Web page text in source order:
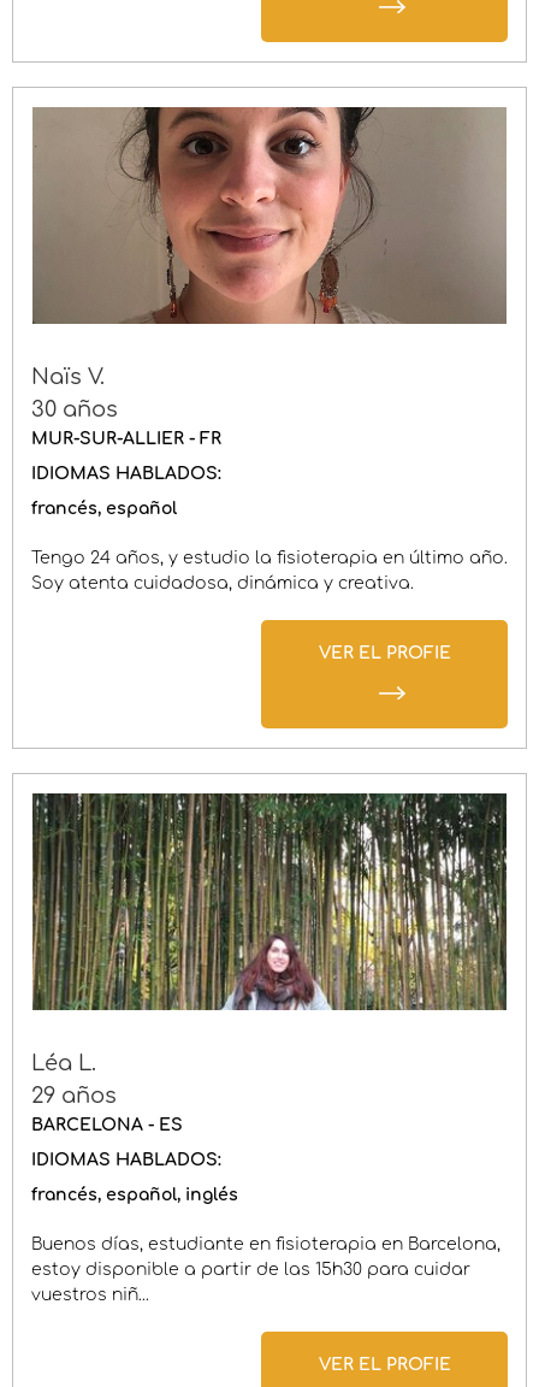
Naïs V.
30 años
MUR-SUR-ALLIER - FR
IDIOMAS HABLADOS:
francés español
Tengo 24 años, y estudio la fisioterapia en último año.
Soy atenta cuidadosa, dinámica y creativa.
Léa L.
29 años
BARCELONA - ES
IDIOMAS HABLADOS:
francés español inglés
Buenos días, estudiante en fisioterapia en Barcelona,
estoy disponible a partir de las 15h30 para cuidar
vuestros niñ...